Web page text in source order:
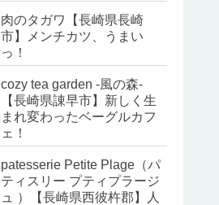
肉のタガワ【長崎県長崎
市】メンチカツ、うまい
っ！
cozy tea garden -風の森-
【長崎県諌早市】新しく生
まれ変わったベーグルカフ
ェ！
patesserie Petite Plage（パ
ティスリー プティプラージ
ュ ）【長崎県西彼杵郡】人